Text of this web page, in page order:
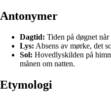
Antonymer
Dagtid: Tiden på døgnet
Lys: Absens av mørke, det
Sol: Hovedlyskilden på
månen om natten.
Etymologi